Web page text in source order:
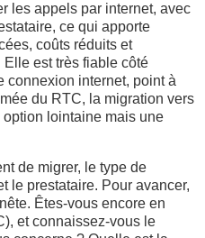
les appels par internet, avec
ce qui apporte
coûts réduits et
est très fiable côté
connexion internet, point à
du RTC, la migration vers
lointaine mais une
de migrer, le type de
le prestataire. Pour avancer,
Êtes-vous encore en
et connaissez-vous le